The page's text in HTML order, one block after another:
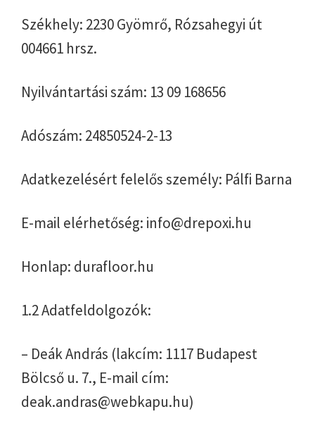
Székhely: 2230 Gyömrő, Rózsahegyi út
004661 hrsz.
Nyilvántartási szám: 13 09 168656
Adószám: 24850524-2-13
Adatkezelésért felelős személy: Pálfi Barna
E-mail elérhetőség: info@drepoxi.hu
Honlap: durafloor.hu
1.2 Adatfeldolgozók:
– Deák András (lakcím: 1117 Budapest
Bölcső u. 7., E-mail cím:
deak.andras@webkapu.hu)